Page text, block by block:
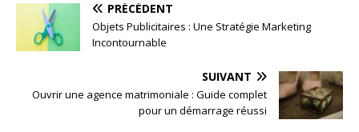
PRÉCÉDENT
Objets Publicitaires : Une Stratégie Marketing
Incontournable
SUIVANT
Ouvrir une agence matrimoniale : Guide complet
pour un démarrage réussi